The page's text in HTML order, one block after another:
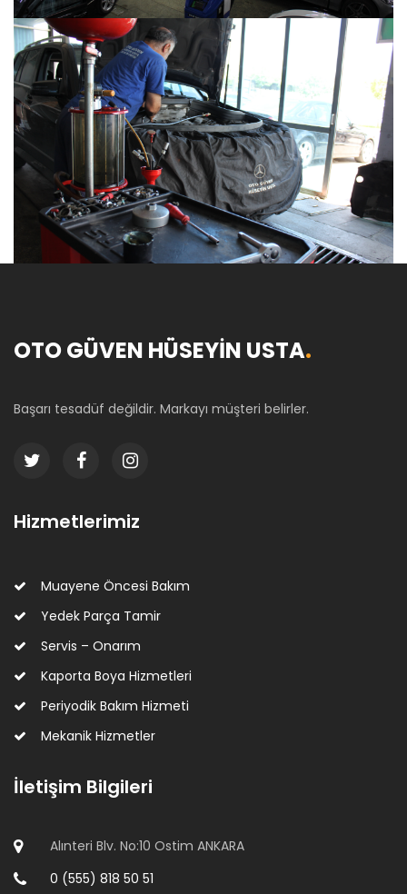
OTO GÜVEN HÜSEYİN USTA.
Başarı tesadüf değildir. Markayı müşteri belirler.
Hizmetlerimiz
Muayene Öncesi Bakım
Yedek Parça Tamir
Servis – Onarım
Kaporta Boya Hizmetleri
Periyodik Bakım Hizmeti
Mekanik Hizmetler
İletişim Bilgileri
Alınteri Blv. No:10 Ostim ANKARA
0 (555) 818 50 51